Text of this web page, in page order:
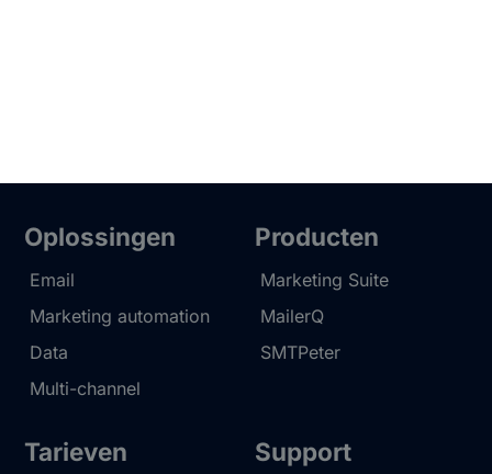
Oplossingen
Email
Marketing automation
Data
Multi-channel
Producten
Marketing Suite
MailerQ
SMTPeter
Tarieven Support